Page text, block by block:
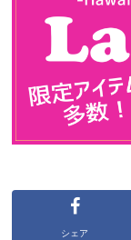
シェア